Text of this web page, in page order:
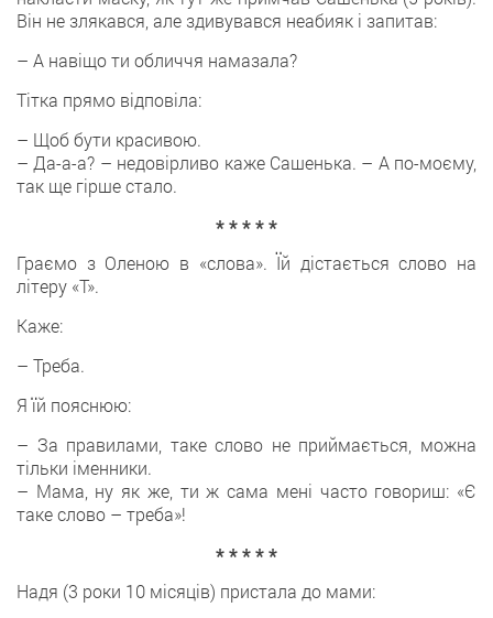
Він не злякався, але здивувався неабияк і запитав:
– А навіщо ти обличчя намазала?
Тітка прямо відповіла:
– Щоб бути красивою.
– Да-а-а? – недовірливо каже Сашенька. – А по-моєму,
так ще гірше стало.
* * * * *
Граємо з Оленою в «слова». Їй дістається слово на
літеру «Т».
Каже:
– Треба.
Я їй пояснюю:
– За правилами, таке слово не приймається, можна
тільки іменники.
– Мама, ну як же, ти ж сама мені часто говориш: «Є
таке слово – треба»!
* * * * *
Надя (3 роки 10 місяців) пристала до мами: